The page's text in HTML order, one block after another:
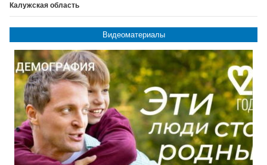
Калужская область
Видеоматериалы